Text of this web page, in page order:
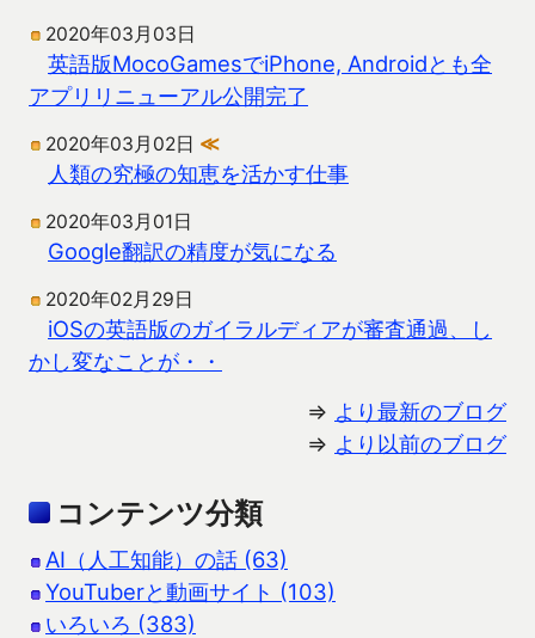
2020年03月03日
英語版MocoGamesでiPhone, Androidとも全
アプリリニューアル公開完了
2020年03月02日 ≪
人類の究極の知恵を活かす仕事
2020年03月01日
Google翻訳の精度が気になる
2020年02月29日
iOSの英語版のガイラルディアが審査通過、し
かし変なことが・・
⇒ より最新のブログ
⇒ より以前のブログ
コンテンツ分類
AI（人工知能）の話 (63)
YouTuberと動画サイト (103)
いろいろ (383)